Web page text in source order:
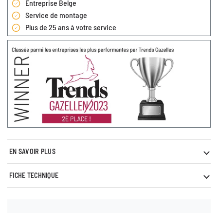
Entreprise Belge
Service de montage
Plus de 25 ans à votre service
EN SAVOIR PLUS
FICHE TECHNIQUE